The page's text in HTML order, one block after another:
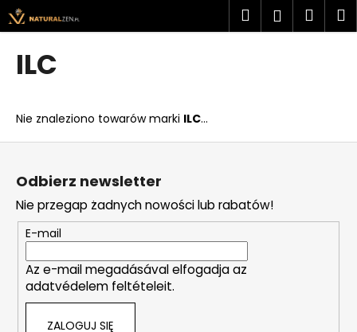
Przejść
do
treści
SzukajZaloguj
ILC
Nie znaleziono towarów marki ILC...
K
o
powrotem
powrotem
z
e
g
o
s
z
u
a
s
S
Odbierz newsletter
Nie przegap żadnych nowości lub rabatów!
E-mail
Az e-mail megadásával elfogadja az
adatvédelem feltételeit.
ZALOGUJ SIĘ